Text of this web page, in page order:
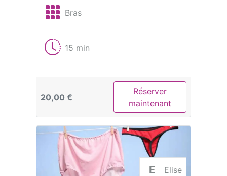
Bras
15 min
20,00 €
Réserver
maintenant
E Elise